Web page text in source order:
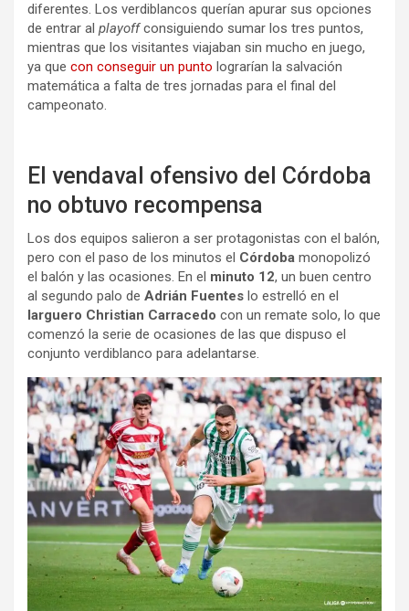
diferentes. Los verdiblancos querían apurar sus opciones
de entrar al playoffconsiguiendo sumar los tres puntos,
mientras que los visitantes viajaban sin mucho en juego,
ya que con conseguir un punto lograrían la salvación
matemática a falta de tres jornadas para el final del
campeonato.
El vendaval ofensivo del Córdoba
no obtuvo recompensa
Los dos equipos salieron a ser protagonistas con el balón,
pero con el paso de los minutos el Córdoba monopolizó
el balón y las ocasiones. En el minuto 12, un buen centro
al segundo palo de Adrián Fuentes lo estrelló en el
larguero Christian Carracedo con un remate solo, lo que
comenzó la serie de ocasiones de las que dispuso el
conjunto verdiblanco para adelantarse.